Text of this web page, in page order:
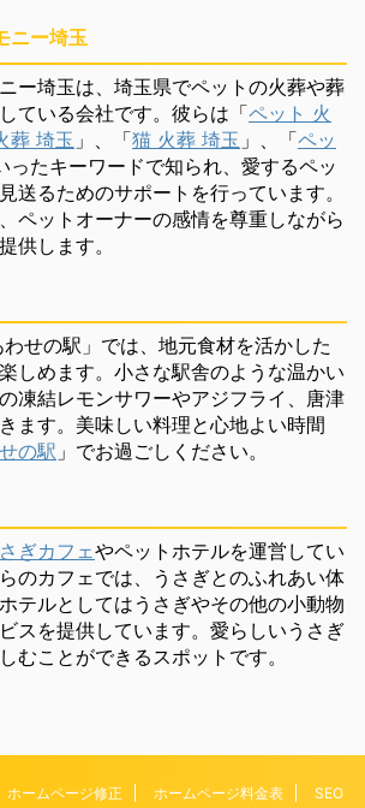
ニー埼玉
ー埼玉は、埼玉県でペットの火葬や葬
ている会社です。彼らは「ペット 火
葬 埼玉 」、「猫 火葬 埼玉 」、「ペッ
ったキーワードで知られ、愛するペッ
送るためのサポートを行っています。
ペットオーナーの感情を尊重しながら
供します。
わせの駅」では、地元食材を活かした
しめます。小さな駅舎のような温かい
凍結レモンサワーやアジフライ、唐津
ます。美味しい料理と心地よい時間
の駅 」でお過ごしください。
ぎカフェやペットホテルを運営してい
のカフェでは、うさぎとのふれあい体
テルとしてはうさぎやその他の小動物
スを提供しています。愛らしいうさぎ
むことができるスポットです。
ホームページ修正 ホームページ料金表 SEO